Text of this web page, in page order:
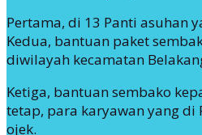
Pertama, di 13 Panti asuhan
Kedua, bantuan paket
diwilayah kecamatan
Ketiga, bantuan sembako
tetap, para karyawan yang di
ojek.